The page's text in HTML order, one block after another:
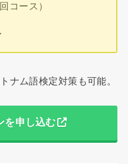
コース）
ナム語検定対策も可能。
を申し込む